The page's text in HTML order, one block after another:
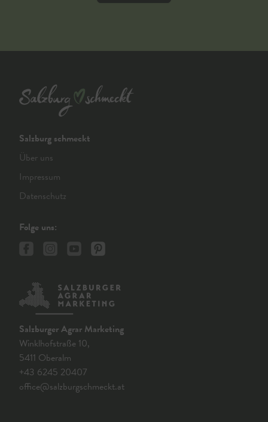
Salzburg schmeckt
Über uns
Impressum
Datenschutz
Folge uns:
Salzburger Agrar Marketing
Winklhofstraße 10,
5411 Oberalm
+43 6245 20407
office@salzburgschmeckt.at